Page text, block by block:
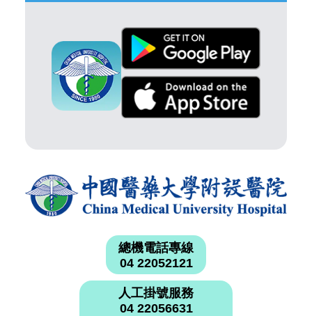
總機電話專線
04 22052121
人工掛號服務
04 22056631